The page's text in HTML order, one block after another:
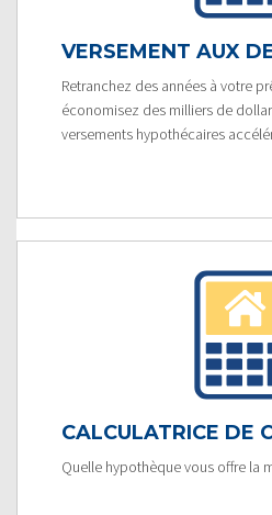
VERSEMENT AUX
Retranchez des années à votre
économisez des milliers de
versements hypothécaires
CALCULATRICE DE
Quelle hypothèque vous offre la